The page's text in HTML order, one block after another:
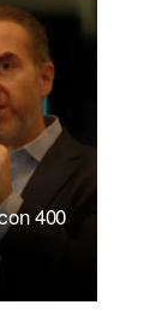
400